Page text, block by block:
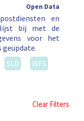
Open Data
en
lijst bij met de
voor het
geüpdate.
SLD
WFS
Clear Filters